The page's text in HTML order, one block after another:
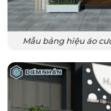
Mẫu bảng hiệu áo